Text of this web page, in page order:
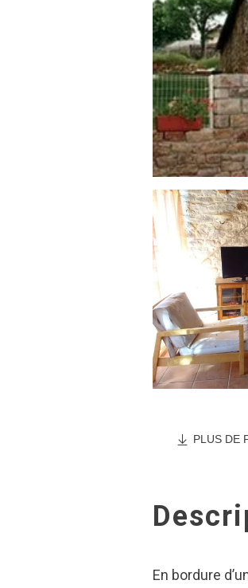
PLUS DE
En bordure